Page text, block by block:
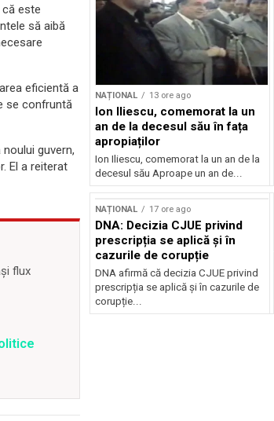
este
să aibă
eficientă a
se confruntă
guvern,
El a reiterat
flux
NAȚIONAL 13 ore ago
Ion Iliescu, comemorat la un
an de la decesul său în fața
apropiaților
Ion Iliescu, comemorat la un an de la
decesul său Aproape un an de...
NAȚIONAL 17 ore ago
DNA: Decizia CJUE privind
prescripția se aplică și în
cazurile de corupție
DNA afirmă că decizia CJUE privind
prescripția se aplică și în cazurile de
corupție...